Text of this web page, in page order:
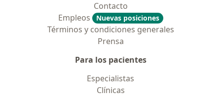
Contacto
Empleos
Nuevas posiciones
Términos y condiciones generales
Prensa
Para los pacientes
Especialistas
Clínicas